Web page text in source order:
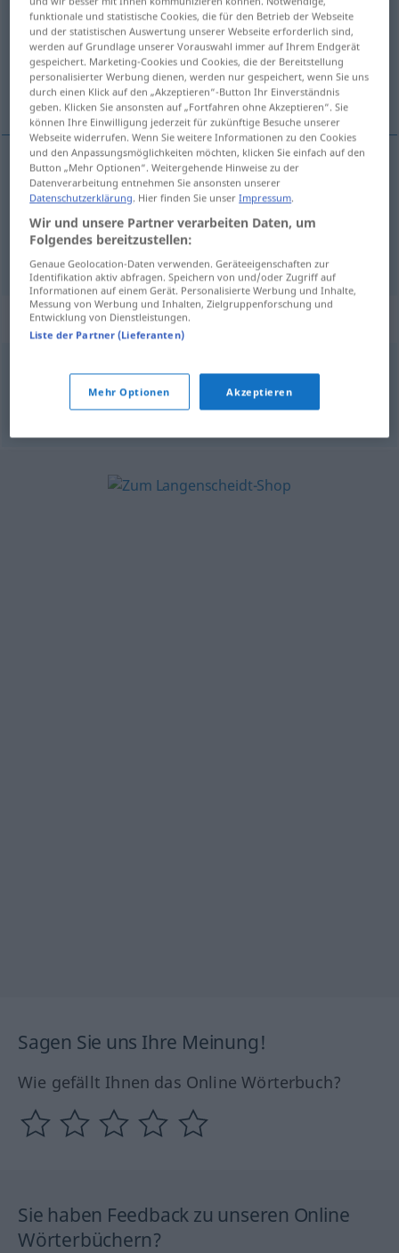
Übersicht aller Übersetzungen
(Für mehr Details die Übersetzung anklicken/antippen)
torturar, atormentar
torturar foltern
atormentar foltern GEH FIG
Synonyme für "foltern"
martern,peinigen, plagen
Sagen Sie uns Ihre Meinung!
Wie gefällt Ihnen das Online Wörterbuch?
Sie haben Feedback zu unseren Online
Wörterbüchern?
funktionale und statistische Cookies, die für den Betrieb der Webseite
und der statistischen Auswertung unserer Webseite erforderlich sind,
werden auf Grundlage unserer Vorauswahl immer auf Ihrem Endgerät
gespeichert. Marketing-Cookies und Cookies, die der Bereitstellung
personalisierter Werbung dienen, werden nur gespeichert, wenn Sie uns
durch einen Klick auf den „Akzeptieren“-Button Ihr Einverständnis
geben. Klicken Sie ansonsten auf „Fortfahren ohne Akzeptieren“. Sie
können Ihre Einwilligung jederzeit für zukünftige Besuche unserer
Webseite widerrufen. Wenn Sie weitere Informationen zu den Cookies
und den Anpassungsmöglichkeiten möchten, klicken Sie einfach auf den
Button „Mehr Optionen“. Weitergehende Hinweise zu der
Datenverarbeitung entnehmen Sie ansonsten unserer
Datenschutzerklärung. Hier finden Sie unserImpressum.
Wir und unsere Partner verarbeiten Daten, um
Folgendes bereitzustellen:
Genaue Geolocation-Daten verwenden. Geräteeigenschaften zur
Identifikation aktiv abfragen. Speichern von und/oder Zugriff auf
Informationen auf einem Gerät. Personalisierte Werbung und Inhalte,
Messung von Werbung und Inhalten, Zielgruppenforschung und
Entwicklung von Dienstleistungen.
Liste der Partner (Lieferanten)
Mehr Optionen Akzeptieren